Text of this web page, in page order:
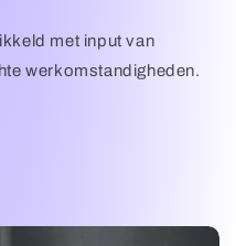
met input van
werkomstandigheden.